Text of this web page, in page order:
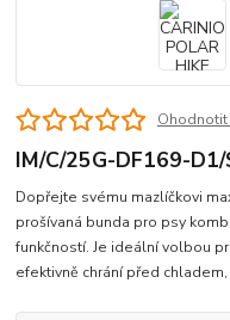
IM/C/25G-DF169-D1/
Dopřejte svému mazlíčkovi
prošívaná bunda pro psy
funkčností. Je ideální volbou
efektivně chrání před